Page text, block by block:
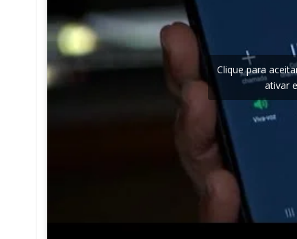
Clique para
ativar